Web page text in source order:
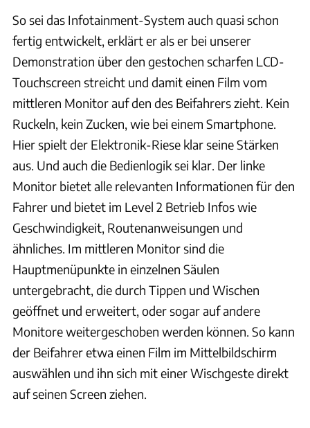
So sei das Infotainment-System auch quasi schon
fertig entwickelt, erklärt er als er bei unserer
Demonstration über den gestochen scharfen LCD-
Touchscreen streicht und damit einen Film vom
mittleren Monitor auf den des Beifahrers zieht. Kein
Ruckeln, kein Zucken, wie bei einem Smartphone.
Hier spielt der Elektronik-Riese klar seine Stärken
aus. Und auch die Bedienlogik sei klar. Der linke
Monitor bietet alle relevanten Informationen für den
Fahrer und bietet im Level 2 Betrieb Infos wie
Geschwindigkeit, Routenanweisungen und
ähnliches. Im mittleren Monitor sind die
Hauptmenüpunkte in einzelnen Säulen
untergebracht, die durch Tippen und Wischen
geöffnet und erweitert, oder sogar auf andere
Monitore weitergeschoben werden können. So kann
der Beifahrer etwa einen Film im Mittelbildschirm
auswählen und ihn sich mit einer Wischgeste direkt
auf seinen Screen ziehen.